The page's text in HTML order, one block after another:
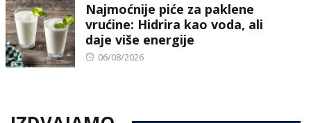
Najmoćnije piće za paklene
vrućine: Hidrira kao voda, ali
daje više energije
Posted
06/08/2026